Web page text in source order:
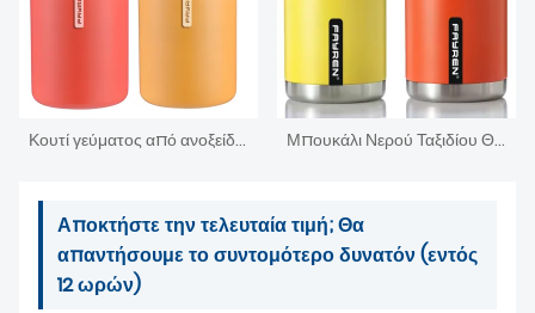
Κουτί γεύματος από ανοξείδωτο ατσάλι, επαναχρησιμοποιούμενο βάζο τροφίμων Μπουκάλι Νερού Ταξιδίου Θερμός Διπλού Τοίχου με Φαρδύ Στόμα
Αποκτήστε την τελευταία τιμή; Θα
απαντήσουμε το συντομότερο δυνατόν (εντός
12 ωρών)